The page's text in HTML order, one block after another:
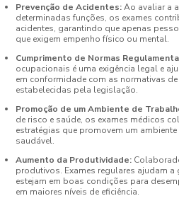
Prevenção de Acidentes:Ao avaliar a
determinadas funções, os exames
acidentes, garantindo que apenas
que exigem empenho físico ou mental.
Cumprimento de Normas
ocupacionais é uma exigência legal e
em conformidade com as normativas
estabelecidas pela legislação.
Promoção de um Ambiente de
de risco e saúde, os exames médicos
estratégias que promovem um
saudável.
Aumento da Produtividade:
produtivos. Exames regulares ajudam
estejam em boas condições para
em maiores níveis de eficiência.